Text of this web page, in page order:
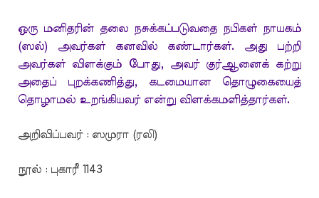
ஒரு மனிதரின் தலை நசுக்கப்படுவதை நபிகள் நாயகம்
(ஸல்) அவர்கள் கனவில் கண்டார்கள். அது பற்றி
அவர்கள் விளக்கும் போது, அவர் குர்ஆனைக் கற்று
அதைப் புறக்கணித்து, கடமையான தொழுகையைத்
தொழாமல் உறங்கியவர் என்று விளக்கமளித்தார்கள்.
அறிவிப்பவர் : ஸமுரா (ரலி)
நூல் : புகாரீ 1143